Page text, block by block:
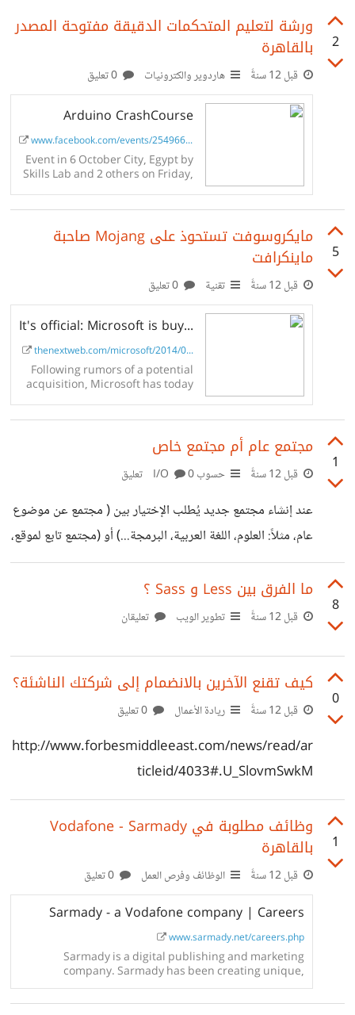
D9%81-
%D8%A7%D9%84%D9%86%D8%B3%D8%AE%D
8%A9-
%D8%A7%D9%84%D8%AB%D8%A7%D9%86%D
9%8A%D8%A9-%D9%85%D9%86-
%D9%82%D9%85%D8%A9-
%D8%B1%D9%8A%D8%A7%D8%AF%D8%A9-
%D8%A7%D9%84%D8%A3%D8%B9%D9%85%D
8%A7%D9%84
2
ورشة لتعليم المتحكمات الدقيقة مفتوحة المصدر
بالقاهرة
قبل 12 سنةً هاردوير والكترونيات
Arduino CrashCourse
www.facebook.com/events/254966007...
Event in 6 October City, Egypt by
Skills Lab and 2 others on Friday,
December 19 201418 posts in the
5
مايكروسوفت تستحوذ على Mojang صاحبة
ماينكرافت
قبل 12 سنةً تقنية
It's official: Microsoft is buying Minecraft developer Mojang for $2.5 billion
thenextweb.com/microsoft/2014/0...
Following rumors of a potential
acquisition, Microsoft has today
confirmed that it will be
popular Minecraft game, for...
1
مجتمع عام أم مجتمع خاص
قبل 12 سنةً حسوب I/O0 تعليق
عند إنشاء مجتمع جديد يُطلب الإختيار بين ( مجتمع عن موضوع
عام، مثلاً: العلوم، اللغة العربية، البرمجة...) أو (مجتمع تابع لموقع،
لمشروع لك أو مجموعة خاصة أنشأتها) ما الفرق بينهما أو بصيغة
أخرى ما التبعات لكليهما؟
8
ما الفرق بين Less و Sass ؟
قبل 12 سنةً تطوير الويب تعليقان
0
كيف تقنع الآخرين بالانضمام إلى شركتك الناشئة؟
قبل 12 سنةً ريادة الأعمال
http://www.forbesmiddleeast.com/news/read/ar
ticleid/4033#.U_SlovmSwkM
1
وظائف مطلوبة في Vodafone - Sarmady
بالقاهرة
قبل 12 سنةً الوظائف وفرص العمل
Sarmady - a Vodafone company | Careers
www.sarmady.net/careers.php
Sarmady is a digital publishing and marketing
company. Sarmady has been creating unique,
regionally relevant and trusted content in Egypt since
2001 while helping brands, non-profits and start-ups